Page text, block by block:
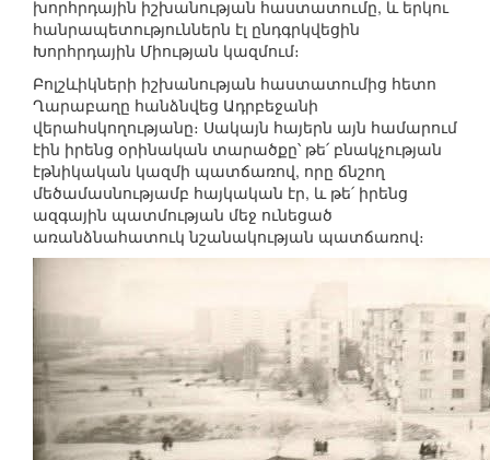
խորհրդային իշխանության հաստատումը, և երկու
հանրապետություններն էլ ընդգրկվեցին
Խորհրդային Միության կազմում։
Բոլշևիկների իշխանության հաստատումից հետո
Ղարաբաղը հանձնվեց Ադրբեջանի
վերահսկողությանը։ Սակայն հայերն այն համարում
էին իրենց օրինական տարածքը՝ թե՛ բնակչության
էթնիկական կազմի պատճառով, որը ճնշող
մեծամասնությամբ հայկական էր, և թե՛ իրենց
ազգային պատմության մեջ ունեցած
առանձնահատուկ նշանակության պատճառով։